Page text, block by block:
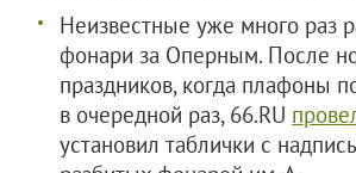
Неизвестные уже много раз
фонари за Оперным. После
праздников, когда плафоны
в очередной раз, 66.RU
установил таблички с